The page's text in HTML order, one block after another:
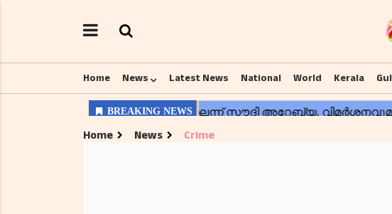
Home News Latest News National World Kerala
Home News Crime